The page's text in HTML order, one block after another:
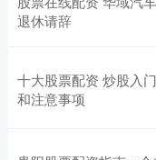
退休请辞
十大股票配资 炒股入
和注意事项